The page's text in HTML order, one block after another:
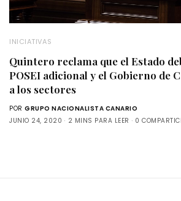
INICIATIVAS
Quintero reclama que el Estado
POSEI adicional y el Gobierno de
a los sectores
POR GRUPO NACIONALISTA CANARIO
JUNIO 24, 2020
2 MINS PARA LEER 0